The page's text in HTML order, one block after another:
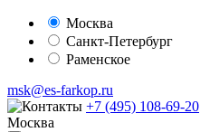
Москва
Санкт-Петербург
Раменское
msk@es-farkop.ru
+7 (495) 108-69-20
Москва